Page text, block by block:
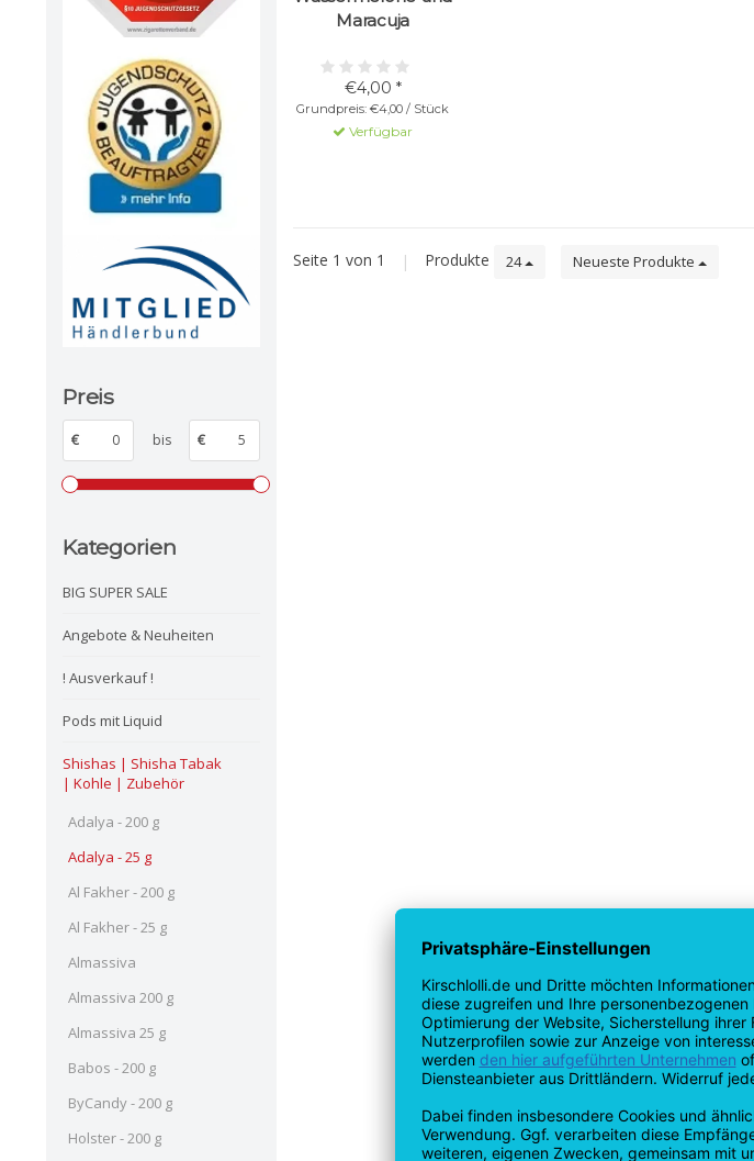
Preis
€ bis €
Kategorien
BIG SUPER SALE
Angebote & Neuheiten
! Ausverkauf !
Pods mit Liquid
Shishas | Shisha Tabak
| Kohle | Zubehör
Adalya - 200 g
Adalya - 25 g
Al Fakher - 200 g
Al Fakher - 25 g
Almassiva
Almassiva 200 g
Almassiva 25 g
Babos - 200 g
ByCandy - 200 g
Holster - 200 g
Maracuja
€4,00 *
Grundpreis: €4,00 / Stück
Verfügbar
Seite 1 von 1 | Produkte 24 Neueste Produkte